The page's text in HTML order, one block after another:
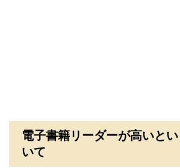
電子書籍リーダーが高いと
いて